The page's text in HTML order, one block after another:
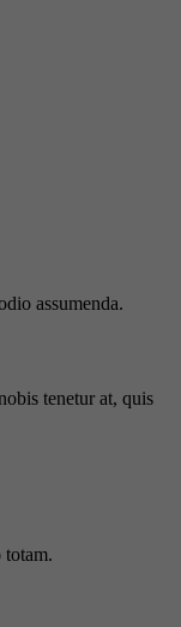
assumenda.
tenetur at, quis
totam.